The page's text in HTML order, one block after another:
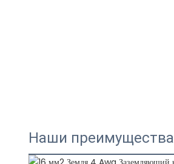
Наши преимущества